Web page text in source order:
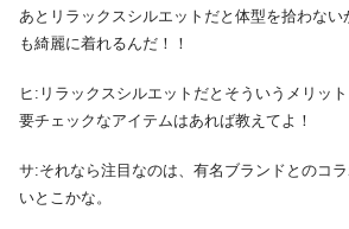
あとリラックスシルエットだと体型を拾わな
も綺麗に着れるんだ！！
ヒ:リラックスシルエットだとそういうメリッ
要チェックなアイテムはあれば教えてよ！
サ:それなら注目なのは、有名ブランドとのコ
いとこかな。